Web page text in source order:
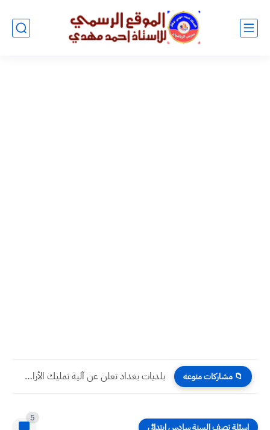
📁 مشاركات منوعه بلديات بغداد تعلن عن آلية تمليك الأراضي الزراعية والعقود المشمولة...
اسئلة نصف السنة سادس ابتدائي
5